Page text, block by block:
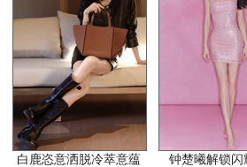
白鹿恣意洒脱冷萃意蕴 钟楚曦解锁闪